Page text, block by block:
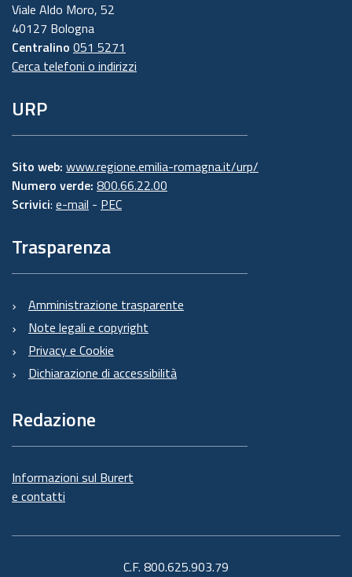
Viale Aldo Moro, 52
40127 Bologna
Centralino 051 5271
Cerca telefoni o indirizzi
URP
Sito web: www.regione.emilia-romagna.it/urp/
Numero verde: 800.66.22.00
Scrivici: e-mail - PEC
Trasparenza
Amministrazione trasparente
Note legali e copyright
Privacy e Cookie
Dichiarazione di accessibilità
Redazione
Informazioni sul Burert
e contatti
C.F. 800.625.903.79